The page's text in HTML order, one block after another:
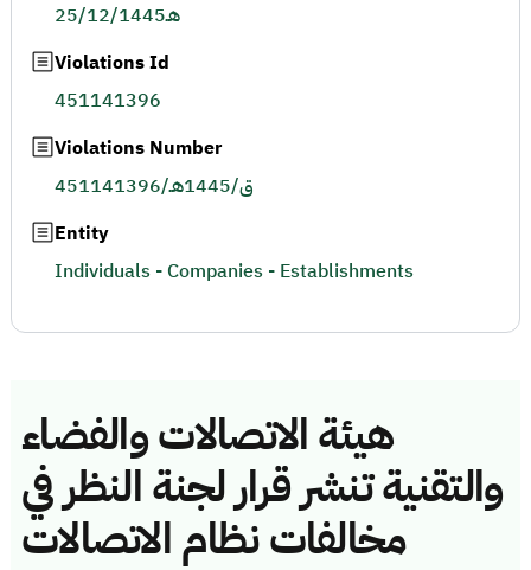
هيئة الاتصالات والفضاء
والتقنية تنشر قرار لجنة النظر في
مخالفات نظام الاتصالات
25/12/1445هـ
Violations Id
451141396
Violations Number
451141396/ق/1445هـ
Entity
Individuals - Companies - Establishments